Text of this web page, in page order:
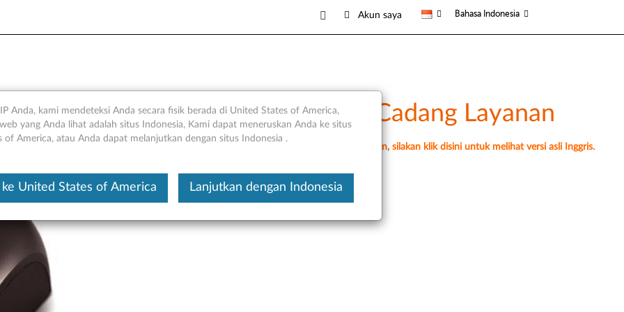
Akun saya Bahasa Indonesia
- Tinjauan Umum dan Suku Cadang Layanan
Ini merupakan artikel terjemahan mesin, silakan klik disini untuk melihat versi asli Inggris.
Anda, kami mendeteksi Anda secara fisik berada di United States of America,
yang Anda lihat adalah situs Indonesia, Kami dapat meneruskan Anda ke situs
of America, atau Anda dapat melanjutkan dengan situs Indonesia .
ke United States of America Lanjutkan dengan Indonesia